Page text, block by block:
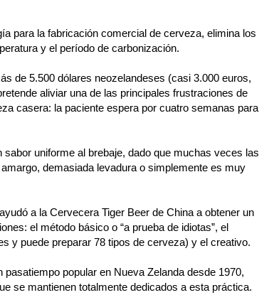
para la fabricación comercial de cerveza, elimina los
y el período de carbonización.
de 5.500 dólares neozelandeses (casi 3.000 euros,
aliviar una de las principales frustraciones de
casera: la paciente espera por cuatro semanas para
uniforme al brebaje, dado que muchas veces las
demasiada levadura o simplemente es muy
a la Cervecera Tiger Beer de China a obtener un
el método básico o “a prueba de idiotas”, el
y puede preparar 78 tipos de cerveza) y el creativo.
popular en Nueva Zelanda desde 1970,
se mantienen totalmente dedicados a esta práctica.